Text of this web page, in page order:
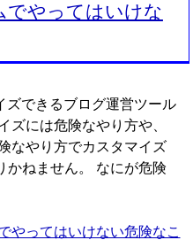
でやってはいけな
ズできるブログ運営ツール
ズには危険なやり方や、
なやり方でカスタマイズ
かねません。 なにが危険
やってはいけない危険なこ